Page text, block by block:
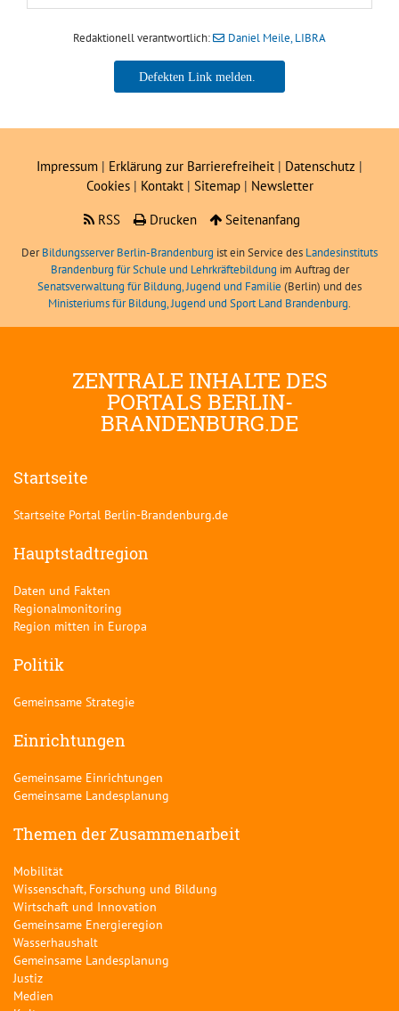
Redaktionell verantwortlich: Daniel Meile, LIBRA
Daniel Meile, LIBRA
Impressum | Erklärung zur Barrierefreiheit | Datenschutz |
Cookies| Kontakt | Sitemap| Newsletter
RSS
Drucken Seitenanfang
DerBildungsserver Berlin-Brandenburg ist ein Service des Landesinstituts
Brandenburg für Schule und Lehrkräftebildung im Auftrag der
Senatsverwaltung für Bildung, Jugend und Familie (Berlin) und des
Ministeriums für Bildung, Jugend und Sport Land Brandenburg.
ZENTRALE INHALTE DES
PORTALS BERLIN-
BRANDENBURG.DE
Startseite
Startseite Portal Berlin-Brandenburg.de
Hauptstadtregion
Daten und Fakten
Regionalmonitoring
Region mitten in Europa
Politik
Gemeinsame Strategie
Einrichtungen
Gemeinsame Einrichtungen
Gemeinsame Landesplanung
Themen der Zusammenarbeit
Mobilität
Wissenschaft, Forschung und Bildung
Wirtschaft und Innovation
Gemeinsame Energieregion
Wasserhaushalt
Gemeinsame Landesplanung
Justiz
Medien